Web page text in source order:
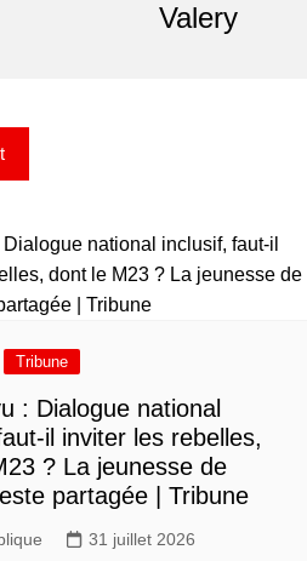
Valery
Tribune
: Dialogue national
il inviter les rebelles,
? La jeunesse de
partagée | Tribune
31 juillet 2026